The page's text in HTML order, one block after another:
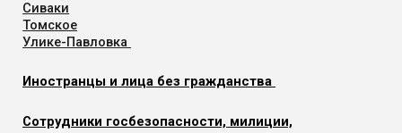
Сиваки
Томское
Улике-Павловка
Иностранцы и лица без гражданства
Сотрудники госбезопасности, милиции,